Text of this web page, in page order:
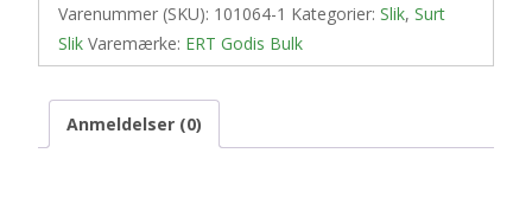
Varenummer (SKU): 101064-1 Kategorier: Slik, Surt
Slik Varemærke: ERT Godis Bulk
Anmeldelser (0)